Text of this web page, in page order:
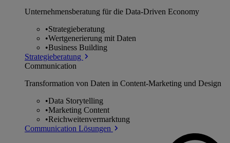
Unternehmens­beratung für die Data-Driven Economy
•Strategieberatung
•Wertgenerierung mit Daten
•Business Building
Strategieberatung
Communication
Transformation von Daten in Content-Marketing und Design
•Data Storytelling
•Marketing Content
•Reichweitenvermarktung
Communication Lösungen